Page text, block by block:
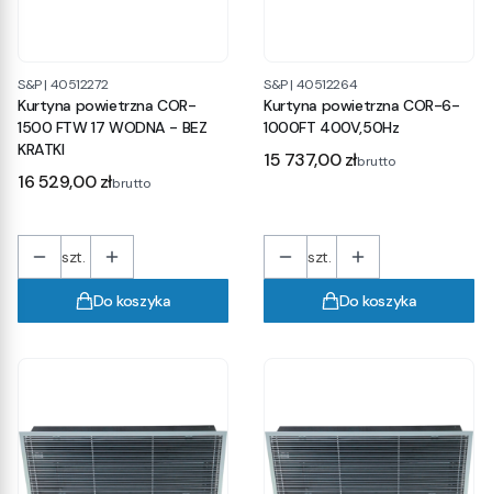
S&P| 40512272
Kurtyna powietrzna COR-
1500 FTW 17 WODNA - BEZ
KRATKI
Cena
16 529,00 złbrutto
szt.
Do koszyka
S&P| 40512264
Kurtyna powietrzna COR-6-
1000FT 400V,50Hz
Cena
15 737,00 złbrutto
szt.
Do koszyka